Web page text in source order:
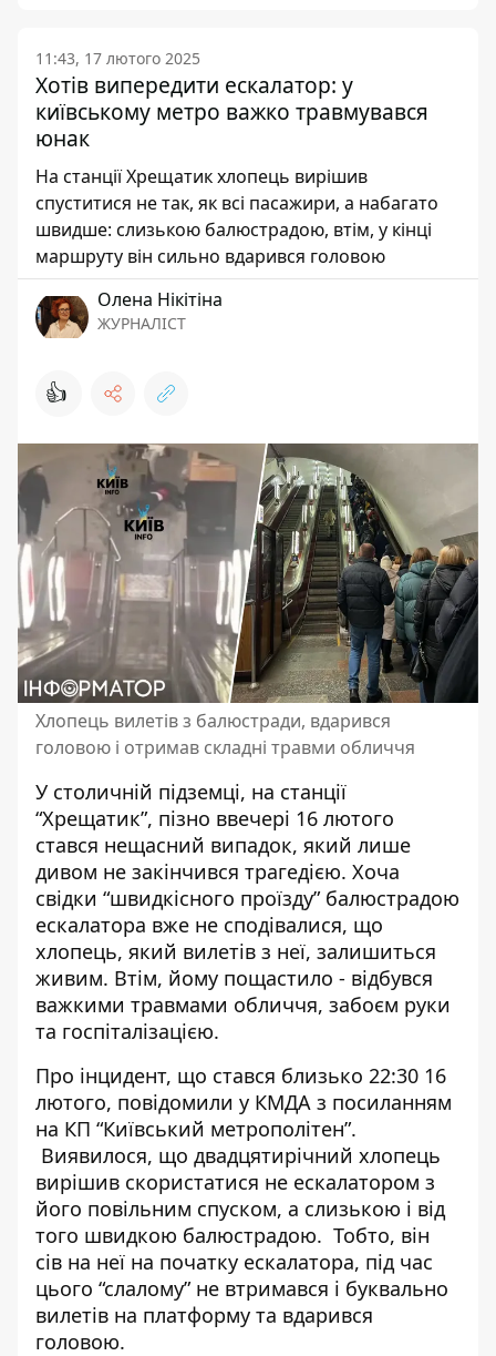
11:43, 17 лютого 2025
Хотів випередити ескалатор: у
київському метро важко травмувався
юнак
На станції Хрещатик хлопець вирішив
спуститися не так, як всі пасажири, а набагато
швидше: слизькою балюстрадою, втім, у кінці
маршруту він сильно вдарився головою
Олена Нікітіна
ЖУРНАЛІСТ
👍
Хлопець вилетів з балюстради, вдарився
головою і отримав складні травми обличчя
У столичній підземці, на станції
“Хрещатик”, пізно ввечері 16 лютого
стався нещасний випадок, який лише
дивом не закінчився трагедією. Хоча
свідки “швидкісного проїзду” балюстрадою
ескалатора вже не сподівалися, що
хлопець, який вилетів з неї, залишиться
живим. Втім, йому пощастило - відбувся
важкими травмами обличчя, забоєм руки
та госпіталізацією.
Про інцидент, що стався близько 22:30 16
лютого, повідомили у КМДА з посиланням
на КП “Київський метрополітен”.
Виявилося, що двадцятирічний хлопець
вирішив скористатися не ескалатором з
його повільним спуском, а слизькою і від
того швидкою балюстрадою. Тобто, він
сів на неї на початку ескалатора, під час
цього “слалому” не втримався і буквально
вилетів на платформу та вдарився
головою.